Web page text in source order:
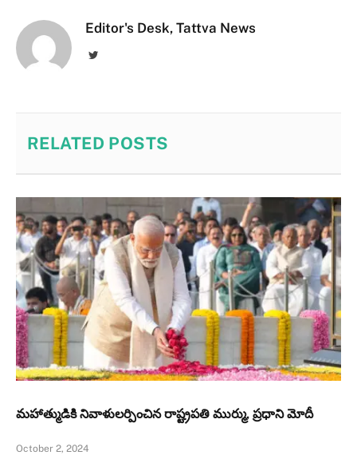
Editor's Desk, Tattva News
Twitter
RELATED POSTS
మహాత్ముడికి నివాళులర్పించిన రాష్ట్రపతి ముర్ము, ప్రధాని మోదీ
October 2, 2024